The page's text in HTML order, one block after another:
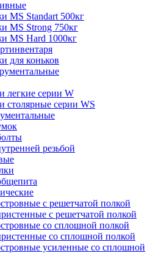
MS Standart 500кг
MS Strong 750кг
MS Hard 1000кг
для коньков
легкие серии W
столярные серии WS
резьбой
с решетчатой полкой
с решетчатой полкой
со сплошной полкой
со сплошной полкой
усиленные со сплошной